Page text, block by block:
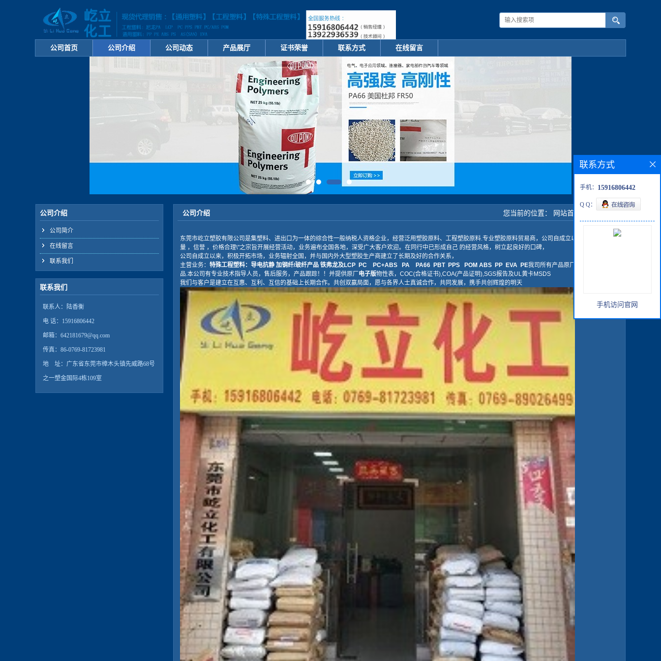
公司首页 公司介绍 公司动态 产品展厅 证书荣誉 联系方式 在线留言
公司介绍
公司简介
在线留言
联系我们
联系我们
联系人：陆香衡
电 话：15916806442
邮箱：642181679@qq.com
传真：86-0769-81723981
地 址：广东省东莞市樟木头镇先威路68号
之一塑金国际4栋109室
公司介绍 您当前的位置： 网站首页
东莞市屹立塑胶有限公司是集塑料、进出口为一体的综合性一般纳税人资格企业，经营泛用塑胶原料、工程塑胶原料.专业塑胶原料贸易商，公司自成立以来公司本着 质
量 ，信誉 ，价格合理\"之宗旨开展经营活动，业务遍布全国各地，深受广大客户欢迎。在同行中已形成自己 的经营风格，树立起良好的口碑，
公司自成立以来，积极开拓市场，业务辐射全国，并与国内外大型塑胶生产商建立了长期及好的合作关系，
主营业务： 特殊工程塑料： 导电抗静 加钢纤/玻纤产品 铁弗龙及LCP PC PC+ABS PA PA66 PBT PPS POM ABS PP EVA PE我司所有产品原厂原包.绝无假昌产
品.本公司有专业技术指导人员，售后服务，产品跟踪！！并提供原厂 电子版物性表， COC(合格证书),COA(产品证明),SGS报告及UL黄卡MSDS
我们与客户是建立在互惠、互利、互信的基础上长期合作。共创双赢局面，愿与各界人士真诚合作，共同发展，携手共创辉煌的明天
联系方式
手机： 15916806442
Q Q：
手机访问官网